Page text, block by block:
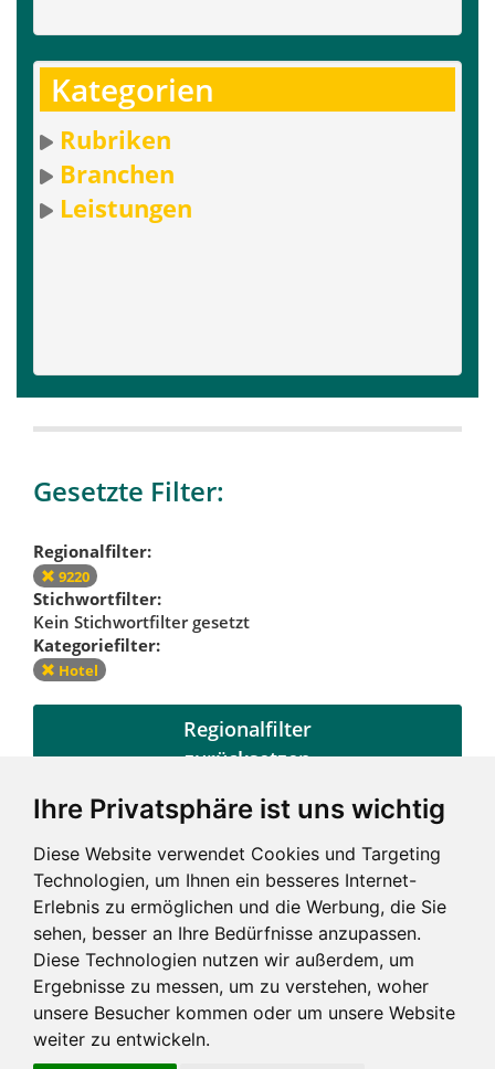
Ihre Privatsphäre ist uns wichtig
Diese Website verwendet Cookies und Targeting
Technologien, um Ihnen ein besseres Internet-
Erlebnis zu ermöglichen und die Werbung, die Sie
sehen, besser an Ihre Bedürfnisse anzupassen.
Diese Technologien nutzen wir außerdem, um
Ergebnisse zu messen, um zu verstehen, woher
unsere Besucher kommen oder um unsere Website
weiter zu entwickeln.
Kategorien
Rubriken
Branchen
Leistungen
Gesetzte Filter:
Regionalfilter:
9220
Stichwortfilter:
Kein Stichwortfilter gesetzt
Kategoriefilter:
Hotel
Regionalfilter
zurücksetzen
zurücksetzen